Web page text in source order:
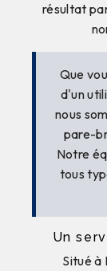
résultat
Que
d'un
nous
pare-
Notre
tous
Un
Situé à